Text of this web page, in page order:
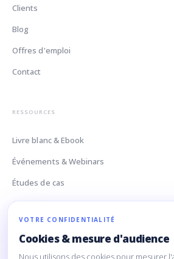
Clients
Blog
Offres d'emploi
Contact
RESSOURCES
Livre blanc & Ebook
Événements & Webinars
Études de cas
Glossaire Data
CONTACT
VOTRE CONFIDENTIALITÉ
Cookies & mesure d'audience
Nous utilisons des cookies pour mesurer